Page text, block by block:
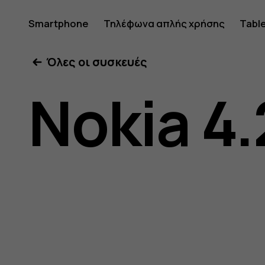
Οδηγίες
χρήσης
Nokia
Smartphone Τηλέφωνα απλής χρήσης
Όλες οι συσκευές
Nokia